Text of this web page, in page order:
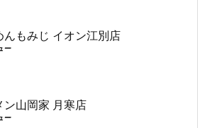
んもみじ イオン江別店
ー
ン山岡家 月寒店
ー